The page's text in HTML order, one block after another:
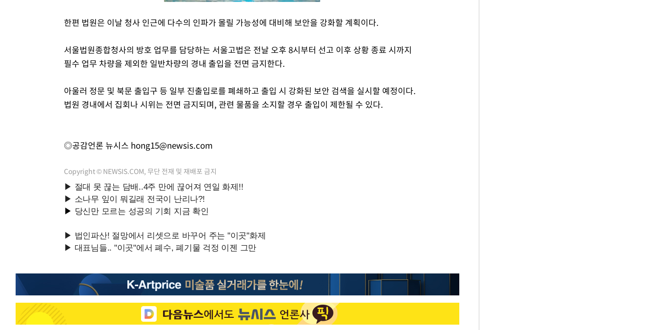
한편 법원은 이날 청사 인근에 다수의 인파가 몰릴 가능성에 대비해 보안을 강화할 계획이다.
서울법원종합청사의 방호 업무를 담당하는 서울고법은 전날 오후 8시부터 선고 이후 상황 종료 시까지
필수 업무 차량을 제외한 일반차량의 경내 출입을 전면 금지한다.
아울러 정문 및 북문 출입구 등 일부 진출입로를 폐쇄하고 출입 시 강화된 보안 검색을 실시할 예정이다.
법원 경내에서 집회나 시위는 전면 금지되며, 관련 물품을 소지할 경우 출입이 제한될 수 있다.
◎공감언론 뉴시스 hong15@newsis.com
Copyright © NEWSIS.COM, 무단 전재 및 재배포 금지